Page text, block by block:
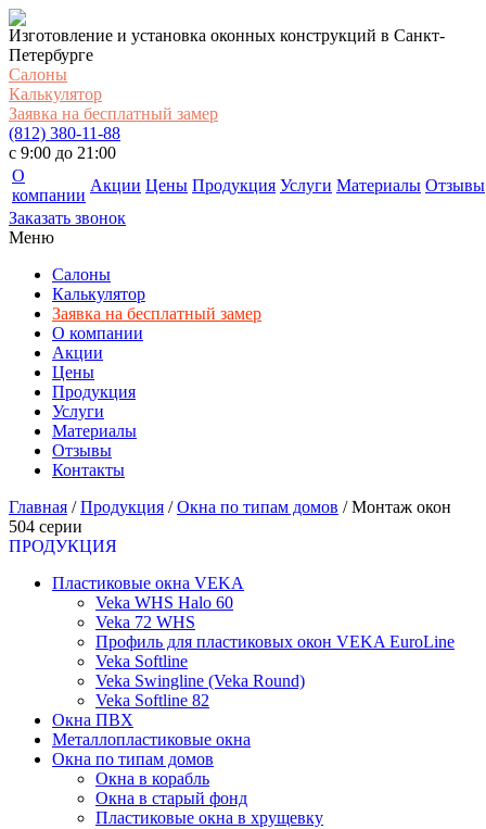
Изготовление и установка оконных конструкций в Санкт-
Петербурге
Салоны
Калькулятор
Заявка на бесплатный замер
(812) 380-11-88
c 9:00 до 21:00
О
компании
Акции Цены Продукция Услуги Материалы Отзывы
Заказать звонок
Меню
Салоны
Калькулятор
Заявка на бесплатный замер
О компании
Акции
Цены
Продукция
Услуги
Материалы
Отзывы
Контакты
Главная /Продукция /Окна по типам домов /Монтаж окон
504 серии
ПРОДУКЦИЯ
Пластиковые окна VEKA
Veka WHS Halo 60
Veka 72 WHS
Профиль для пластиковых окон VEKA EuroLine
Veka Softline
Veka Swingline (Veka Round)
Veka Softline 82
Окна ПВХ
Металлопластиковые окна
Окна по типам домов
Окна в корабль
Окна в старый фонд
Пластиковые окна в хрущевку